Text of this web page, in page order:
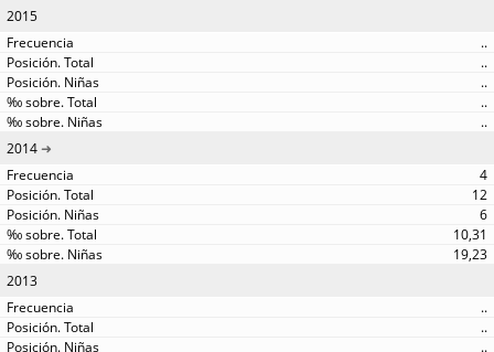
2015
..
..
..
..
..
2014
4
12
6
10,31
19,23
2013
..
..
..